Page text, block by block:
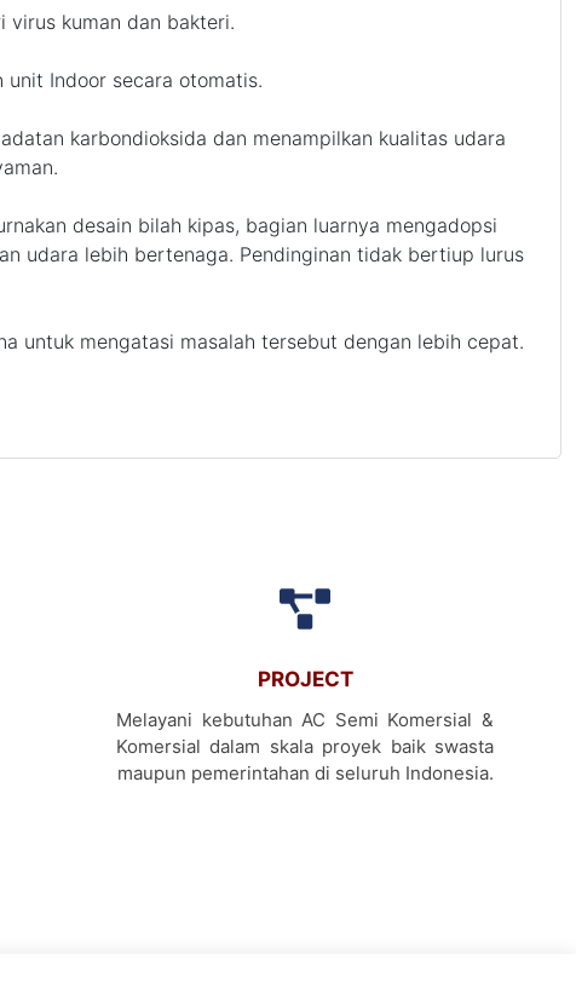
virus kuman dan bakteri.
Indoor secara otomatis.
karbondioksida dan menampilkan kualitas udara
desain bilah kipas, bagian luarnya mengadopsi
udara lebih bertenaga. Pendinginan tidak bertiup lurus
untuk mengatasi masalah tersebut dengan lebih cepat.
PROJECT
Melayani kebutuhan AC Semi Komersial &
Komersial dalam skala proyek baik swasta
maupun pemerintahan di seluruh Indonesia.